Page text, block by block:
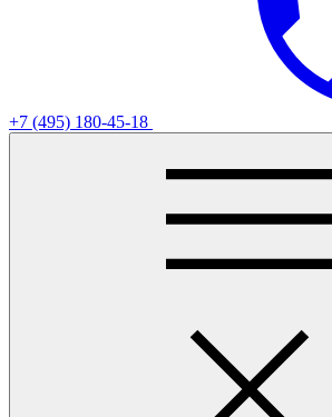
+7 (495) 180-45-18